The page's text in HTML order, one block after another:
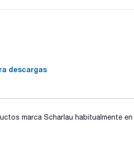
descargas
marca Scharlau habitualmente